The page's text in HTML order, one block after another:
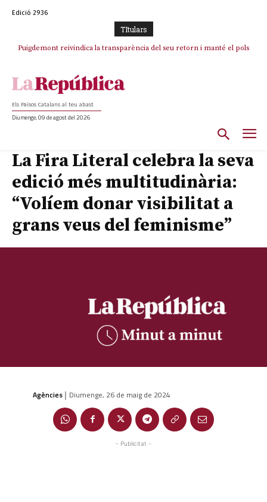
Edició 2936
TItulars
Puigdemont reivindica la transparència del seu retorn i manté el pols
Portugal acusa Espanya de provocar un “efecte crida” massiu per la seva
Els Països Catalans al teu abast
Diumenge, 09 de agost del 2026
La Fira Literal celebra la seva
edició més multitudinària:
“Volíem donar visibilitat a
grans veus del feminisme”
Agències | Diumenge, 26 de maig de 2024
- Publicitat -